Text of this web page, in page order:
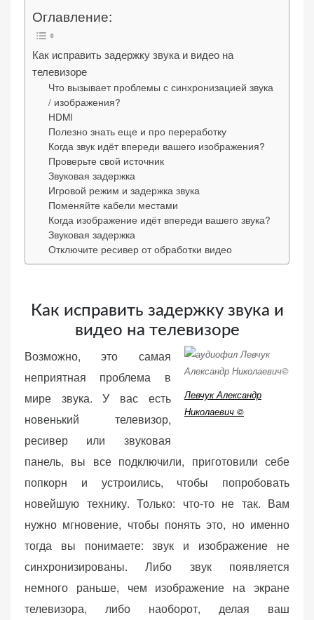
Оглавление:
Как исправить задержку звука и видео на
телевизоре
Что вызывает проблемы с синхронизацией звука
/ изображения?
HDMI
Полезно знать еще и про переработку
Когда звук идёт впереди вашего изображения?
Проверьте свой источник
Звуковая задержка
Игровой режим и задержка звука
Поменяйте кабели местами
Когда изображение идёт впереди вашего звука?
Звуковая задержка
Отключите ресивер от обработки видео
Как исправить задержку звука и
видео на телевизоре
Левчук Александр
Николаевич ©
Возможно, это самая
неприятная проблема в
мире звука. У вас есть
новенький телевизор,
ресивер или звуковая
панель, вы все подключили, приготовили себе
попкорн и устроились, чтобы попробовать
новейшую технику. Только: что-то не так. Вам
нужно мгновение, чтобы понять это, но именно
тогда вы понимаете: звук и изображение не
синхронизированы. Либо звук появляется
немного раньше, чем изображение на экране
телевизора, либо наоборот, делая ваш
«Настройки
cookie»
Обязательные
(технические)
Необходимы для
работы сайта.
Сохраняют
настройки,
корзину,
авторизацию. Они
необходимы для
функционирования
веб-сайта.
Функциональные
Обеспечивают
нормальную
работу сайта. Если
использования
этих файлов
cookie, некоторые
функции веб-сайта
Статистические
Анализируют
посещаемость
(Яндекс.Метрика).
Анонимно, без
персональных
данных.
(реклама)
Яндекс.Директ: